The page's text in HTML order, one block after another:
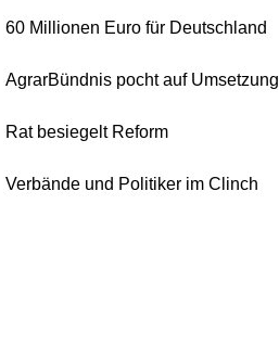
60 Millionen Euro für Deutschland
AgrarBündnis pocht auf Umsetzung
Rat besiegelt Reform
Verbände und Politiker im Clinch